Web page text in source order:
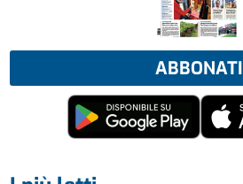
ABBONATI